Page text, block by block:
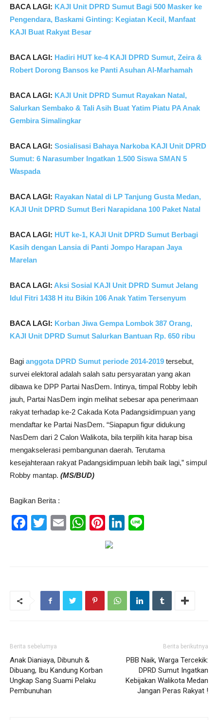
BACA LAGI: KAJI Unit DPRD Sumut Bagi 500 Masker ke
Pengendara, Baskami Ginting: Kegiatan Kecil, Manfaat
KAJI Buat Rakyat Besar
BACA LAGI: Hadiri HUT ke-4 KAJI DPRD Sumut, Zeira &
Robert Dorong Bansos ke Panti Asuhan Al-Marhamah
BACA LAGI: KAJI Unit DPRD Sumut Rayakan Natal,
Salurkan Sembako & Tali Asih Buat Yatim Piatu PA Anak
Gembira Simalingkar
BACA LAGI: Sosialisasi Bahaya Narkoba KAJI Unit DPRD
Sumut: 6 Narasumber Ingatkan 1.500 Siswa SMAN 5
Waspada
BACA LAGI: Rayakan Natal di LP Tanjung Gusta Medan,
KAJI Unit DPRD Sumut Beri Narapidana 100 Paket Natal
BACA LAGI: HUT ke-1, KAJI Unit DPRD Sumut Berbagi
Kasih dengan Lansia di Panti Jompo Harapan Jaya
Marelan
BACA LAGI: Aksi Sosial KAJI Unit DPRD Sumut Jelang
Idul Fitri 1438 H itu Bikin 106 Anak Yatim Tersenyum
BACA LAGI: Korban Jiwa Gempa Lombok 387 Orang,
KAJI Unit DPRD Sumut Salurkan Bantuan Rp. 650 ribu
Bagi anggota DPRD Sumut periode 2014-2019 tersebut,
survei elektoral adalah salah satu persyaratan yang akan
dibawa ke DPP Partai NasDem. Intinya, timpal Robby lebih
jauh, Partai NasDem ingin melihat sebesar apa penerimaan
rakyat terhadap ke-2 Cakada Kota Padangsidimpuan yang
mendaftar ke Partai NasDem. “Siapapun figur didukung
NasDem dari 2 Calon Walikota, bila terpilih kita harap bisa
mengakselerasi pembangunan daerah. Terutama
kesejahteraan rakyat Padangsidimpuan lebih baik lagi,” simpul
Robby mantap. (MS/BUD)
Bagikan Berita :
Facebook
Twitter
EmailWhatsApp
Pinterest
LinkedIn
Berita sebelumya
Anak Dianiaya, Dibunuh &
Dibuang, Ibu Kandung Korban
Ungkap Sang Suami Pelaku
Pembunuhan
Berita berikutnya
PBB Naik, Warga Tercekik:
DPRD Sumut Ingatkan
Kebijakan Walikota Medan
Jangan Peras Rakyat !